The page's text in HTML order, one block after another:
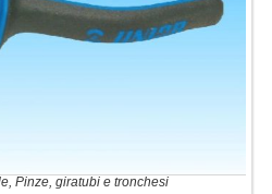
, Pinze, giratubi e tronchesi